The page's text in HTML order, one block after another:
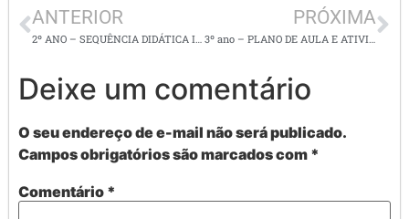
ANTERIOR
2º ANO – SEQUÊNCIA DIDÁTICA INTERDISCIPLINAR – AMEI!
PRÓXIMA
3º ano – PLANO DE AULA E ATIVIDADES/ LÍNGUA PORTUGUESA/ LEITURA E INTERPRETAÇÃO DE TEXTO
Deixe um comentário
O seu endereço de e-mail não será publicado.
Campos obrigatórios são marcados com *
Comentário *